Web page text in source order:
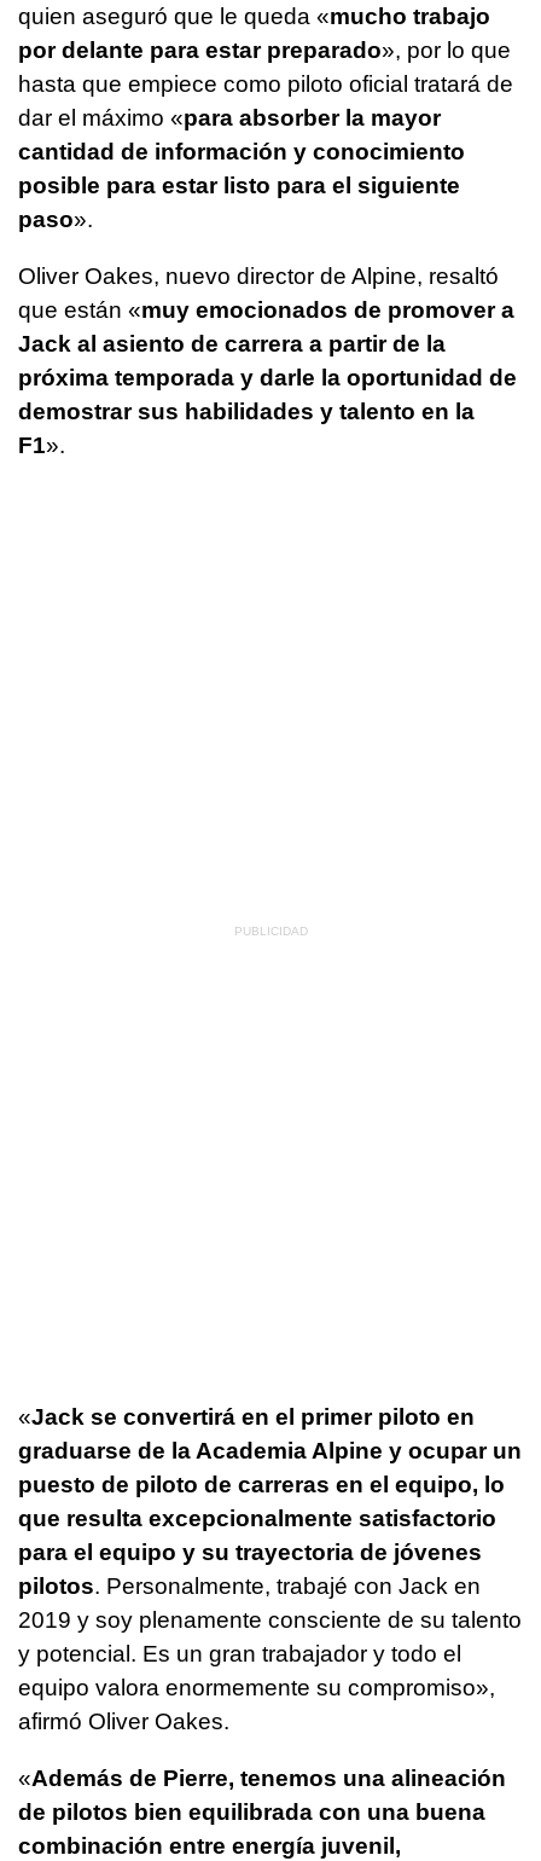
quien aseguró que le queda «mucho trabajo
por delante para estar preparado», por lo que
hasta que empiece como piloto oficial tratará de
dar el máximo «para absorber la mayor
cantidad de información y conocimiento
posible para estar listo para el siguiente
paso».
Oliver Oakes, nuevo director de Alpine, resaltó
que están «muy emocionados de promover a
Jack al asiento de carrera a partir de la
próxima temporada y darle la oportunidad de
demostrar sus habilidades y talento en la
F1».
«Jack se convertirá en el primer piloto en
graduarse de la Academia Alpine y ocupar un
puesto de piloto de carreras en el equipo, lo
que resulta excepcionalmente satisfactorio
para el equipo y su trayectoria de jóvenes
pilotos. Personalmente, trabajé con Jack en
2019 y soy plenamente consciente de su talento
y potencial. Es un gran trabajador y todo el
equipo valora enormemente su compromiso»,
afirmó Oliver Oakes.
«Además de Pierre, tenemos una alineación
de pilotos bien equilibrada con una buena
combinación entre energía juvenil,